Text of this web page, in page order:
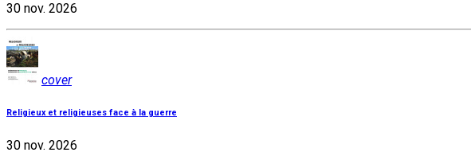
30 nov. 2026
cover
Religieux et religieuses face à la guerre
30 nov. 2026